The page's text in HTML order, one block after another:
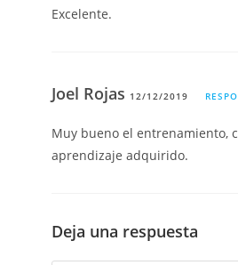
Excelente.
Joel Rojas 12/12/2019
Muy bueno el entrenamiento,
aprendizaje adquirido.
Deja una respuesta